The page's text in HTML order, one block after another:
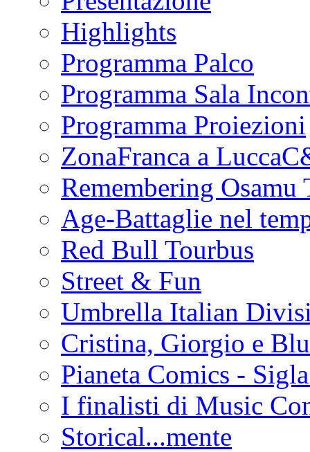
Highlights
Programma Palco
Programma Sala
Programma Proiezioni
ZonaFranca a
Remembering Osamu
Age-Battaglie nel
Red Bull Tourbus
Street & Fun
Umbrella Italian
Cristina, Giorgio e
Pianeta Comics -
I finalisti di Music
Storical...mente